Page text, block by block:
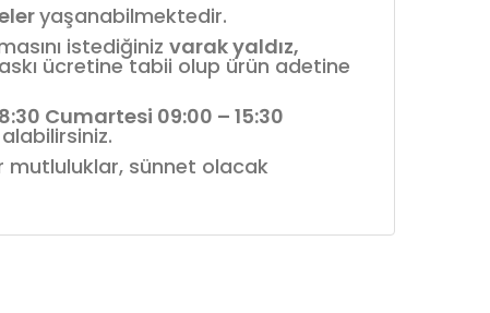
yaşanabilmektedir.
istediğiniz varak yaldız,
ücretine tabii olup ürün adetine
Cumartesi 09:00 – 15:30
mutluluklar, sünnet olacak